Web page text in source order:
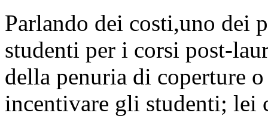
Parlando dei costi,uno dei
studenti per i corsi post-
della penuria di coperture
incentivare gli studenti; lei